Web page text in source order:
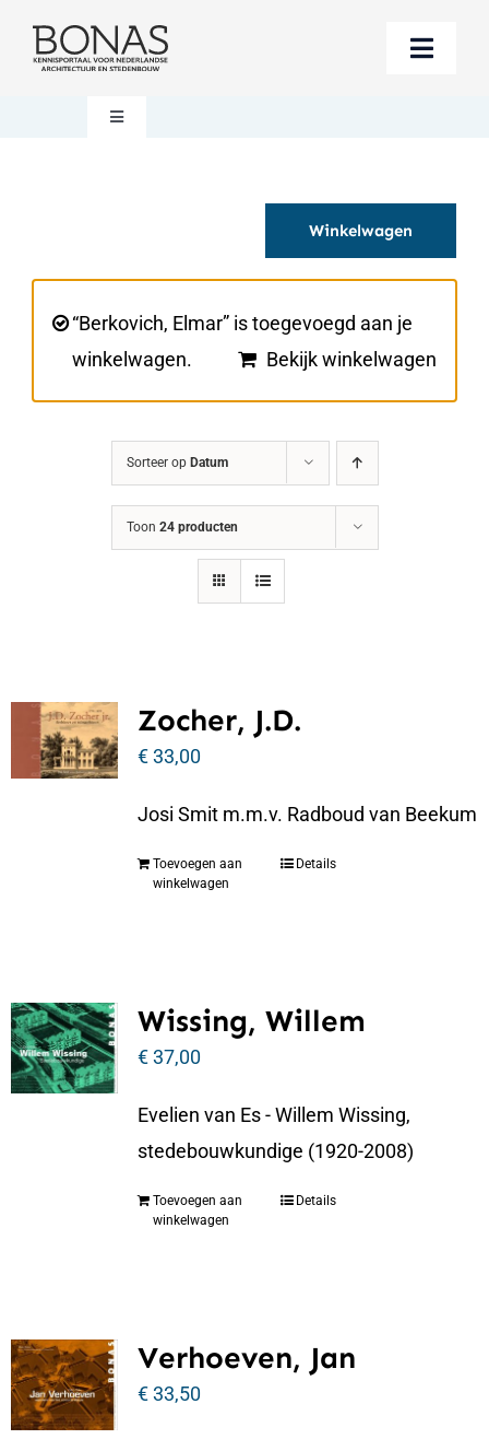
naar
Toggle
Berichten
Steun BONAS
Toggle
Winkelwagen
Winkelwagen
“Berkovich, Elmar” is toegevoegd aan je
winkelwagen.
Bekijk winkelwagen
Sorteer op Datum
Toon 24 producten
Zocher, J.D.
€33,00
Josi Smit m.m.v. Radboud van Beekum
Toevoegen aan
winkelwagen
Details
Wissing, Willem
€37,00
Evelien van Es - Willem Wissing,
stedebouwkundige (1920-2008)
Toevoegen aan
winkelwagen
Details
Verhoeven, Jan
€33,50